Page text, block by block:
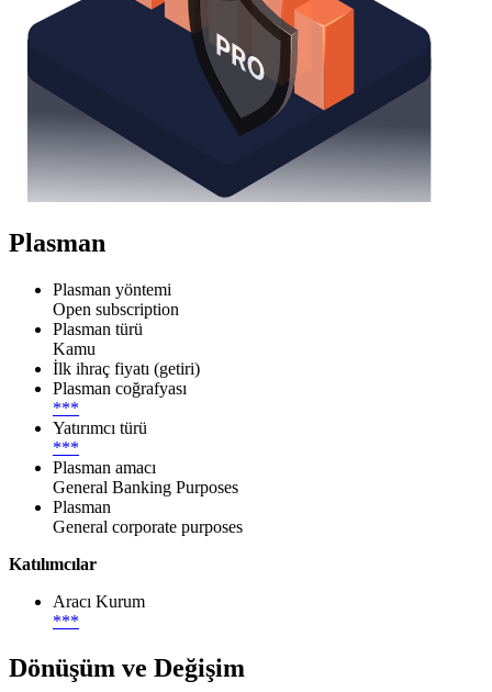
Plasman
Plasman yöntemi
Open subscription
Plasman türü
Kamu
İlk ihraç fiyatı (getiri)
Plasman coğrafyası
***
Yatırımcı türü
***
Plasman amacı
General Banking Purposes
Plasman
General corporate purposes
Katılımcılar
Aracı Kurum
***
Dönüşüm ve Değişim